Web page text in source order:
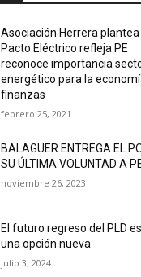
Asociación Herrera
Pacto Eléctrico refleja PE
reconoce importancia
energético para la
finanzas
febrero 25, 2021
BALAGUER ENTREGA EL
SU ÚLTIMA VOLUNTAD A
noviembre 26, 2023
El futuro regreso del PLD
una opción nueva
julio 3, 2024